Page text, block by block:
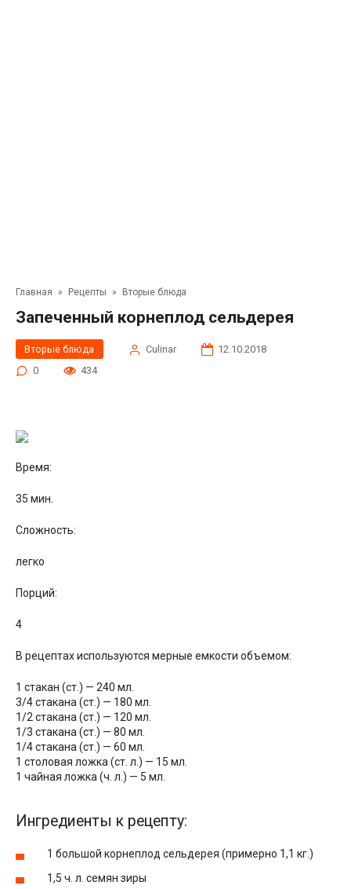
Главная » Рецепты » Вторые блюда
Запеченный корнеплод сельдерея
Вторые блюда Сulinar
12.10.2018
0
434
Время:
35 мин.
Сложность:
легко
Порций:
4
В рецептах используются мерные емкости объемом:
1 стакан (ст.) — 240 мл.
3/4 стакана (ст.) — 180 мл.
1/2 стакана (ст.) — 120 мл.
1/3 стакана (ст.) — 80 мл.
1/4 стакана (ст.) — 60 мл.
1 столовая ложка (ст. л.) — 15 мл.
1 чайная ложка (ч. л.) — 5 мл.
Ингредиенты к рецепту:
1 большой корнеплод сельдерея (примерно 1,1 кг.)
1,5 ч. л. семян зиры